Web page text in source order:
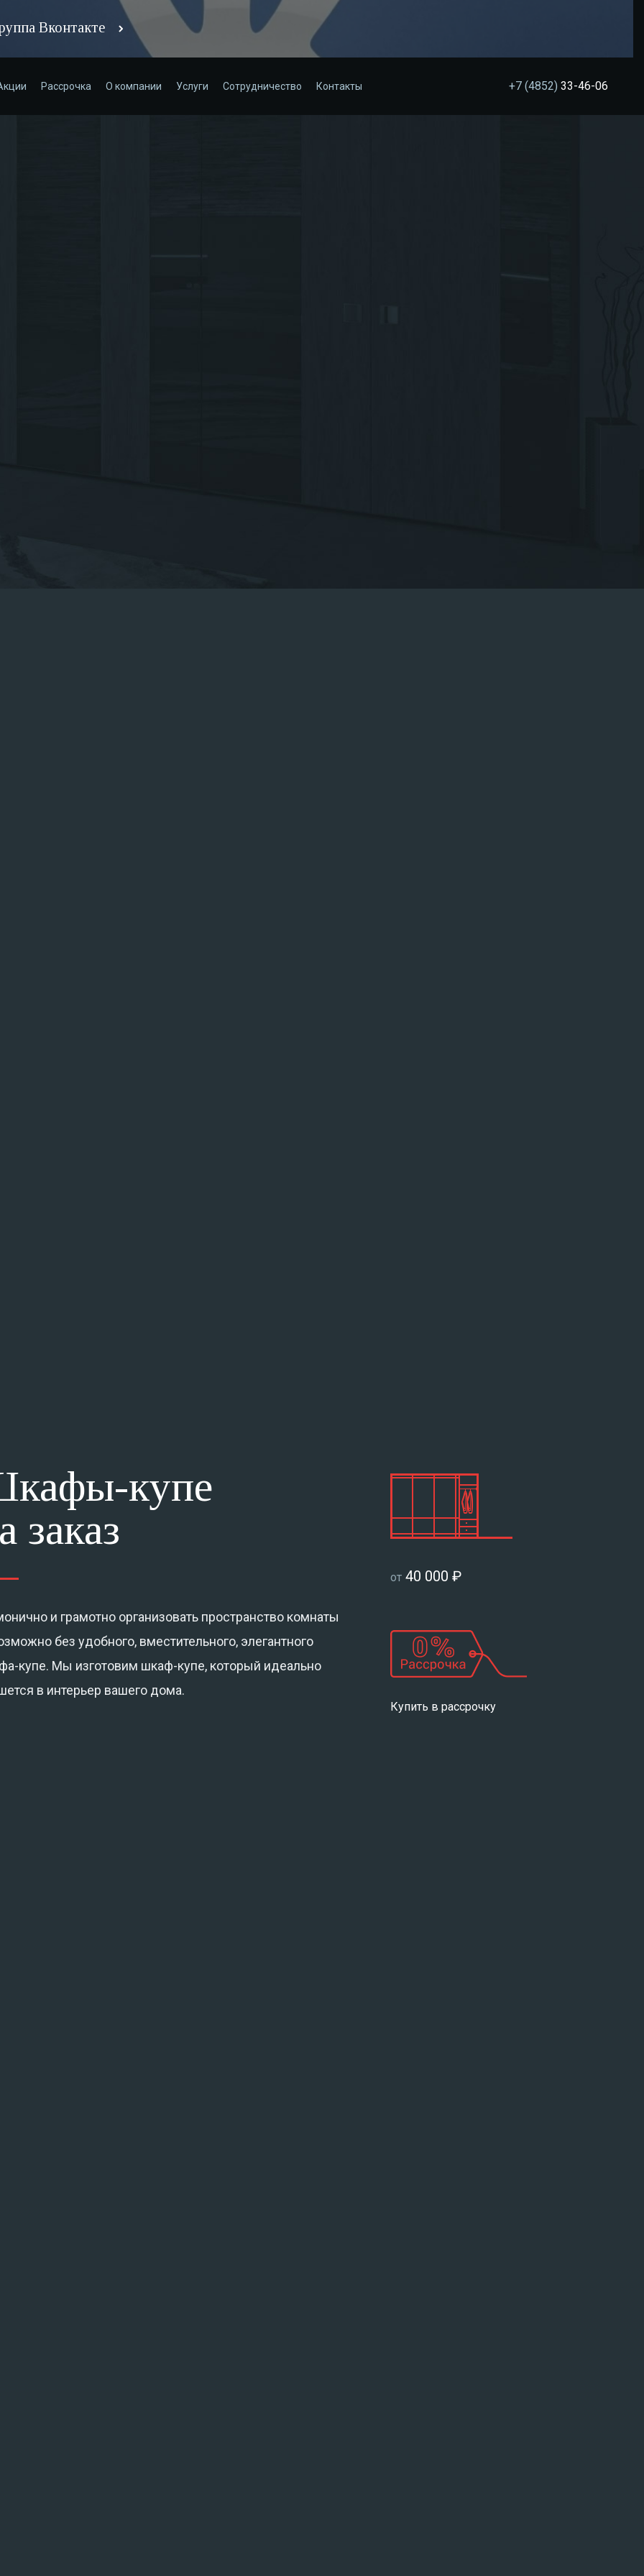
Вконтакте
Рассрочка О компании Услуги Сотрудничество Контакты +7 (4852) 33-46-06
купе
заказ
и грамотно организовать пространство комнаты
без удобного, вместительного, элегантного
купе. Мы изготовим шкаф-купе, который идеально
в интерьер вашего дома.
от 40 000 ₽
Купить в рассрочку